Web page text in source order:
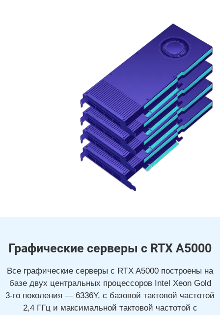
Графические серверы с RTX A5000
Все графические серверы с RTX A5000 построены на
базе двух центральных процессоров Intel Xeon Gold
3-го поколения — 6336Y, с базовой тактовой частотой
2,4 ГГц и максимальной тактовой частотой с